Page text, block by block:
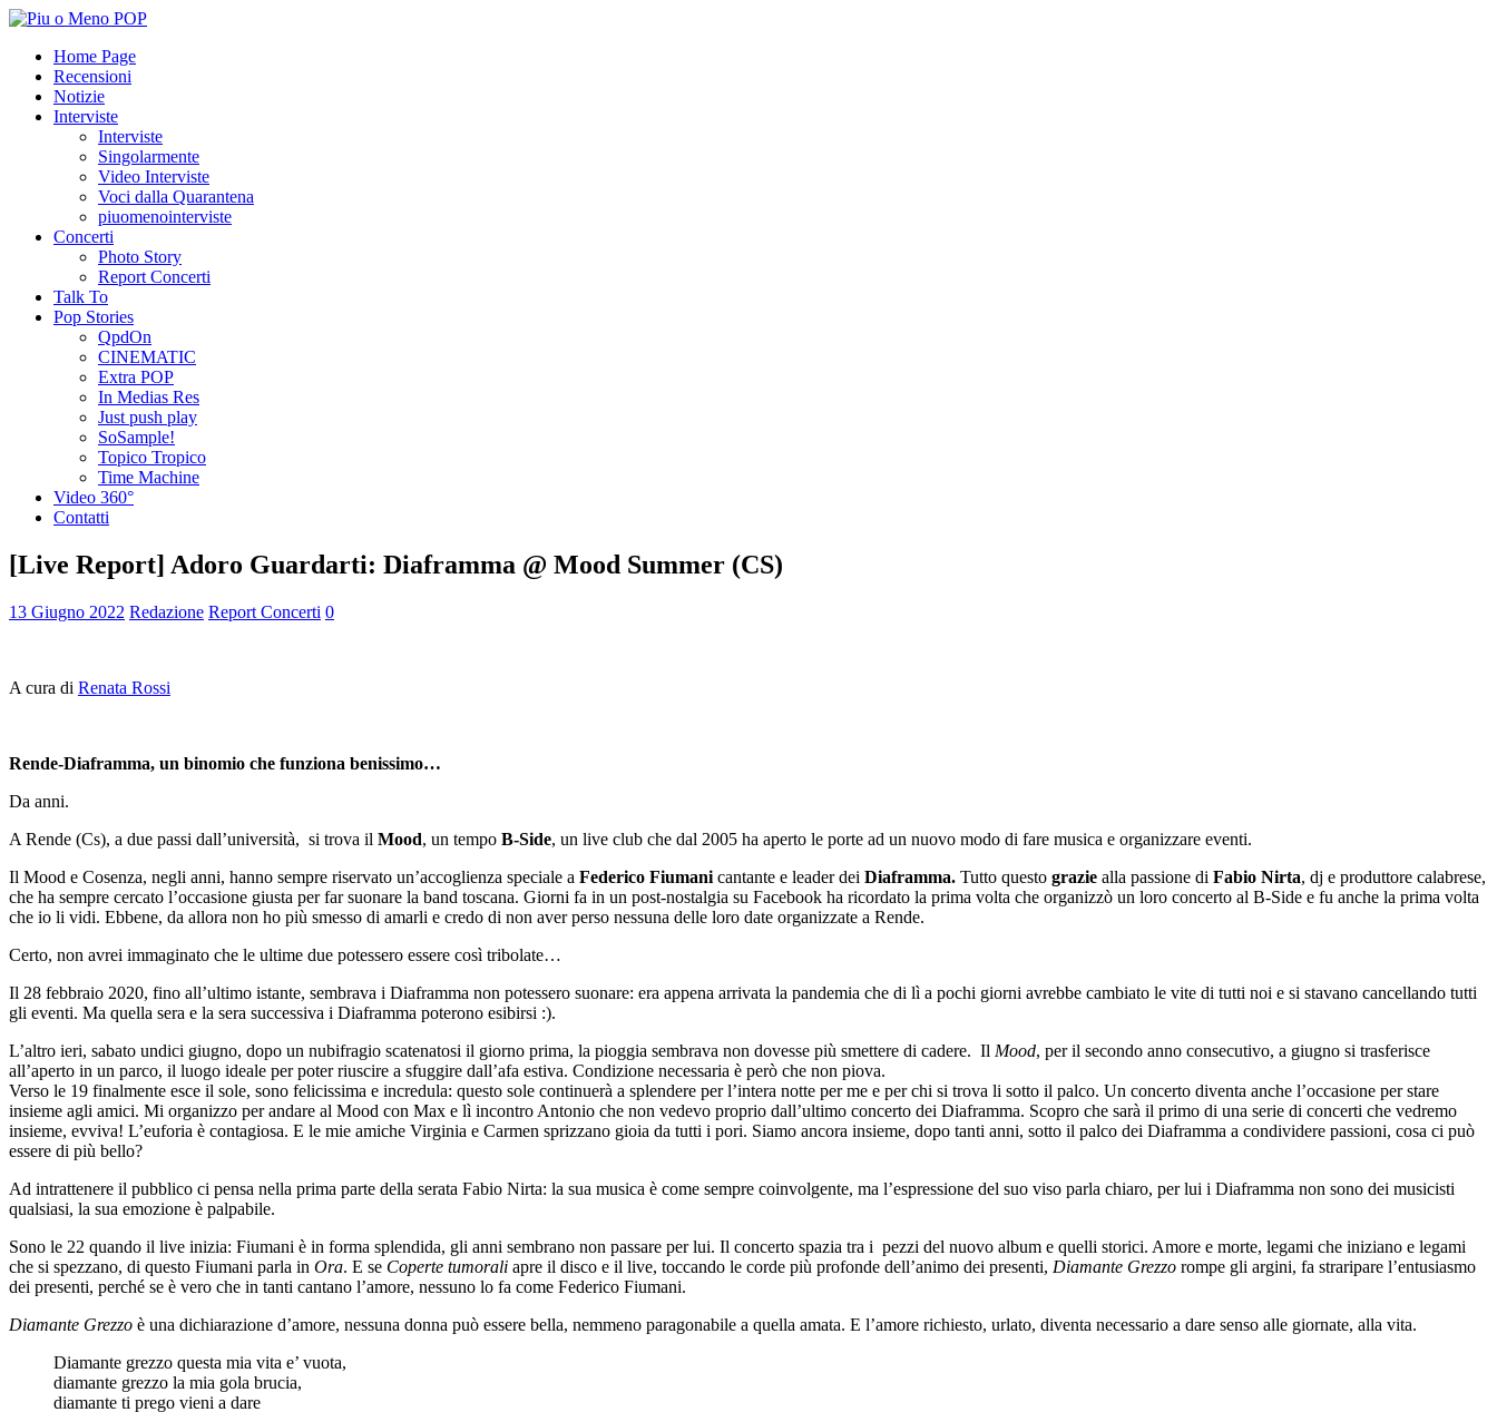
Home Page
Recensioni
Notizie
Interviste
Interviste
Singolarmente
Video Interviste
Voci dalla Quarantena
piuomenointerviste
Concerti
Photo Story
Report Concerti
Talk To
Pop Stories
QpdOn
CINEMATIC
Extra POP
In Medias Res
Just push play
SoSample!
Topico Tropico
Time Machine
Video 360°
Contatti
[Live Report] Adoro Guardarti: Diaframma @ Mood Summer (CS)
13 Giugno 2022 Redazione Report Concerti 0
A cura di Renata Rossi
Rende-Diaframma, un binomio che funziona benissimo…
Da anni.
A Rende (Cs), a due passi dall’università, si trova il Mood, un tempo B-Side, un live club che dal 2005 ha aperto le porte ad un nuovo modo di fare musica e organizzare eventi.
Il Mood e Cosenza, negli anni, hanno sempre riservato un’accoglienza speciale a Federico Fiumani cantante e leader dei Diaframma. Tutto questo grazie alla passione di Fabio Nirta, dj e produttore calabrese,
che ha sempre cercato l’occasione giusta per far suonare la band toscana. Giorni fa in un post-nostalgia su Facebook ha ricordato la prima volta che organizzò un loro concerto al B-Side e fu anche la prima volta
che io li vidi. Ebbene, da allora non ho più smesso di amarli e credo di non aver perso nessuna delle loro date organizzate a Rende.
Certo, non avrei immaginato che le ultime due potessero essere così tribolate…
Il 28 febbraio 2020, fino all’ultimo istante, sembrava i Diaframma non potessero suonare: era appena arrivata la pandemia che di lì a pochi giorni avrebbe cambiato le vite di tutti noi e si stavano cancellando tutti
gli eventi. Ma quella sera e la sera successiva i Diaframma poterono esibirsi :).
L’altro ieri, sabato undici giugno, dopo un nubifragio scatenatosi il giorno prima, la pioggia sembrava non dovesse più smettere di cadere. Il Mood, per il secondo anno consecutivo, a giugno si trasferisce
all’aperto in un parco, il luogo ideale per poter riuscire a sfuggire dall’afa estiva. Condizione necessaria è però che non piova.
Verso le 19 finalmente esce il sole, sono felicissima e incredula: questo sole continuerà a splendere per l’intera notte per me e per chi si trova li sotto il palco. Un concerto diventa anche l’occasione per stare
insieme agli amici. Mi organizzo per andare al Mood con Max e lì incontro Antonio che non vedevo proprio dall’ultimo concerto dei Diaframma. Scopro che sarà il primo di una serie di concerti che vedremo
insieme, evviva! L’euforia è contagiosa. E le mie amiche Virginia e Carmen sprizzano gioia da tutti i pori. Siamo ancora insieme, dopo tanti anni, sotto il palco dei Diaframma a condividere passioni, cosa ci può
essere di più bello?
Ad intrattenere il pubblico ci pensa nella prima parte della serata Fabio Nirta: la sua musica è come sempre coinvolgente, ma l’espressione del suo viso parla chiaro, per lui i Diaframma non sono dei musicisti
qualsiasi, la sua emozione è palpabile.
Sono le 22 quando il live inizia: Fiumani è in forma splendida, gli anni sembrano non passare per lui. Il concerto spazia tra i pezzi del nuovo album e quelli storici. Amore e morte, legami che iniziano e legami
che si spezzano, di questo Fiumani parla in Ora. E se Coperte tumorali apre il disco e il live, toccando le corde più profonde dell’animo dei presenti, Diamante Grezzo rompe gli argini, fa straripare l’entusiasmo
dei presenti, perché se è vero che in tanti cantano l’amore, nessuno lo fa come Federico Fiumani.
Diamante Grezzo è una dichiarazione d’amore, nessuna donna può essere bella, nemmeno paragonabile a quella amata. E l’amore richiesto, urlato, diventa necessario a dare senso alle giornate, alla vita.
Diamante grezzo questa mia vita e’ vuota,
diamante grezzo la mia gola brucia,
diamante ti prego vieni a dare